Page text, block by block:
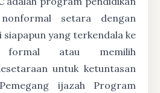
setara dengan
siapapun yang terkendala ke
formal atau memilih
untuk ketuntasan
ijazah Program